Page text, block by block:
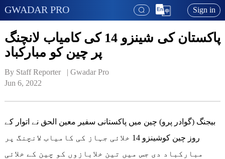
GWADAR PRO Sign in
پاکستان کی شینزو 14 کی کامیاب لانچنگ
پر چین کو مبارکباد
By Staff Reporter   | Gwadar Pro
Jun 6, 2022
بیجنگ (گوادر پرو) چین میں پاکستانی سفیر معین الحق نے اتوار کے
روز چین کوشینزو 14 خلائی جہاز کی کامیاب لانچنگ پر
مبارکباد دی جس میں تین خلابازوں کو چین کے خلائی